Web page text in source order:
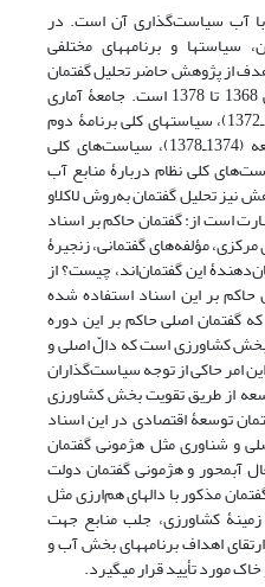
با آب سیاست‌گذاری آن است. در
سیاست‏ها و برنامه‏های مختلفی
پژوهش حاضر تحلیل گفتمان
اسناد بالادستی آب در بازۀ زمانی 1368 تا 1378 است. جامعۀ آماری
تحقیق را برنامۀ اول توسعه (1368ـ1372)، سیاست‏های کلی برنامۀ دوم
توسعه (1372)، برنامۀ دوم توسعه (1374ـ1378)، سیاست‌های کلی
(1378) و سیاست‌های کلی نظام دربارۀ منابع آب
نیز تحلیل گفتمان به‌روش لاکلاو
است از: گفتمان حاکم بر اسناد
مؤلفه‏‌های گفتمانی، زنجیرۀ
این گفتمان‏‌اند، چیست؟ از
حاکم بر این اسناد استفاده شده
گفتمان اصلی حاکم بر این دوره
کشاورزی است که دالّ اصلی و
امر حاکی از توجه سیاست‌گذاران
از طریق تقویت بخش کشاورزی
توسعۀ اقتصادی در این اسناد
و شناوری مثل هژمونی گفتمان
آب‏محور و هژمونی گفتمان دولت
مذکور با دال‏های هم‌ارزی مثل
کشاورزی، جلب منابع جهت
اهداف برنامه‏های بخش آب و
مورد تأیید قرار می‏گیرد.